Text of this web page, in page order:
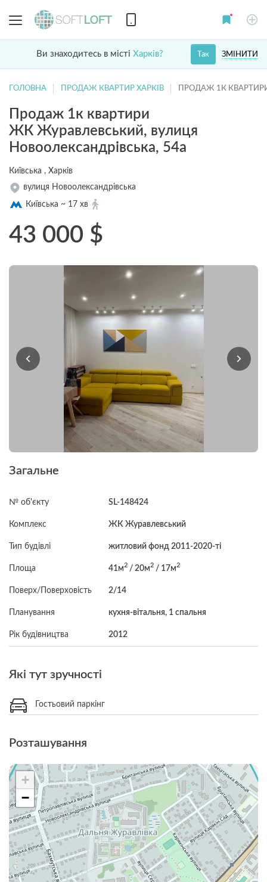
Ви знаходитесь в місті Харків? ЗМІНИТИ
Так
ГОЛОВНА ПРОДАЖ КВАРТИР ХАРКІВ ПРОДАЖ 1К
Продаж 1к квартири
ЖК Журавлевський, вулиця
Новоолександрівська, 54а
Київська , Харків
вулиця Новоолександрівська
Київська ~ 17 хв
43 000 $
Загальне
№ об'єкту SL-148424
Комплекс ЖК Журавлевський
Тип будівлі житловий фонд 2011-2020-ті
Площа 41м2 / 20м2 / 17м2
Поверх/Поверховість 2/14
Планування кухня-вітальня, 1 спальня
Рік будівництва 2012
Які тут зручності
Гостьовий паркінг
Розташування
+
−